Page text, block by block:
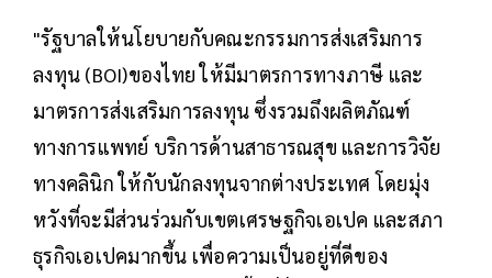
"รัฐบาลให้นโยบายกับคณะกรรมการส่งเสริมการ
ลงทุน (BOI)ของไทย ให้มีมาตรการทางภาษี และ
มาตรการส่งเสริมการลงทุน ซึ่งรวมถึงผลิตภัณฑ์
ทางการแพทย์ บริการด้านสาธารณสุข และการวิจัย
ทางคลินิก ให้กับนักลงทุนจากต่างประเทศ โดยมุ่ง
หวังที่จะมีส่วนร่วมกับเขตเศรษฐกิจเอเปค และสภา
ธุรกิจเอเปคมากขึ้น เพื่อความเป็นอยู่ที่ดีของ